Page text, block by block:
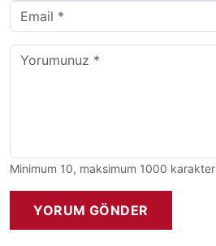
Minimum 10, maksimum 1000 karakter
YORUM GÖNDER